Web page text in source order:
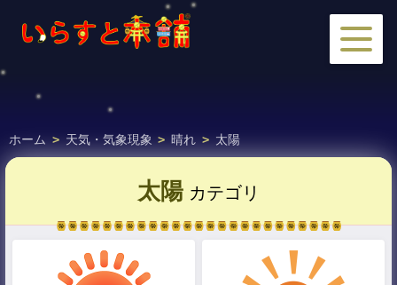
ホーム > 天気・気象現象 > 晴れ > 太陽
太陽 カテゴリ